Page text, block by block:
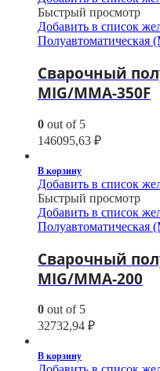
Быстрый просмотр
Добавить в список
Полуавтоматическая
Сварочный
MIG/MMA-350F
0 out of 5
146095,63 ₽
В корзину
Добавить в список
Быстрый просмотр
Добавить в список
Полуавтоматическая
Сварочный
MIG/MMA-200
0 out of 5
32732,94 ₽
В корзину